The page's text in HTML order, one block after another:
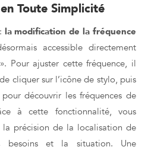
Toute Simplicité
la modification de la fréquence
accessible directement
Pour ajuster cette fréquence, il
cliquer sur l’icône de stylo, puis
découvrir les fréquences de
à cette fonctionnalité, vous
précision de la localisation de
besoins et la situation. Une